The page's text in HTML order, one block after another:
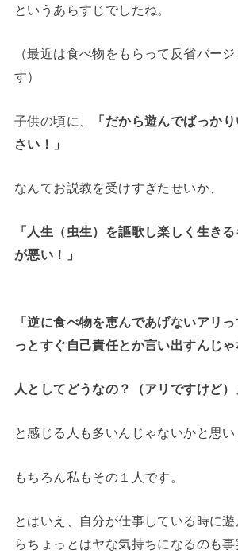
というあらすじでしたね。
（最近は食べ物をもらって反省バー
す）
子供の頃に、
「だから遊んでばっか
さい！」
なんてお説教を受けすぎたせいか、
「人生（虫生）を謳歌し楽しく生き
が悪い！」
「逆に食べ物を恵んであげないアリ
っとすぐ自己責任とか言い出すんじ
人としてどうなの？（アリですけど）
と感じる人も多いんじゃないかと思い
もちろん私もその１人です。
とはいえ、自分が仕事している時に
らちょっとはヤな気持ちになるのも事